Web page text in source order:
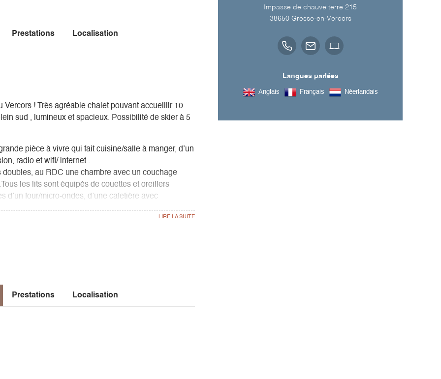
Prestations Localisation
! Très agréable chalet pouvant accueillir 10
sud , lumineux et spacieux. Possibilité de skier à 5
pièce à vivre qui fait cuisine/salle à manger, d’un
radio et wifi/ internet .
doubles, au RDC une chambre avec un couchage
les lits sont équipés de couettes et oreillers
d’un four/micro-ondes, d’une cafetière avec
,d’un lave-vaisselle et d’un lave-linge ainsi
de repos, petit barbecue à charbon weber
Prestations Localisation
Impasse de chauve terre 215
38650 Gresse-en-Vercors
Langues parlées
Anglais Français Néerlandais